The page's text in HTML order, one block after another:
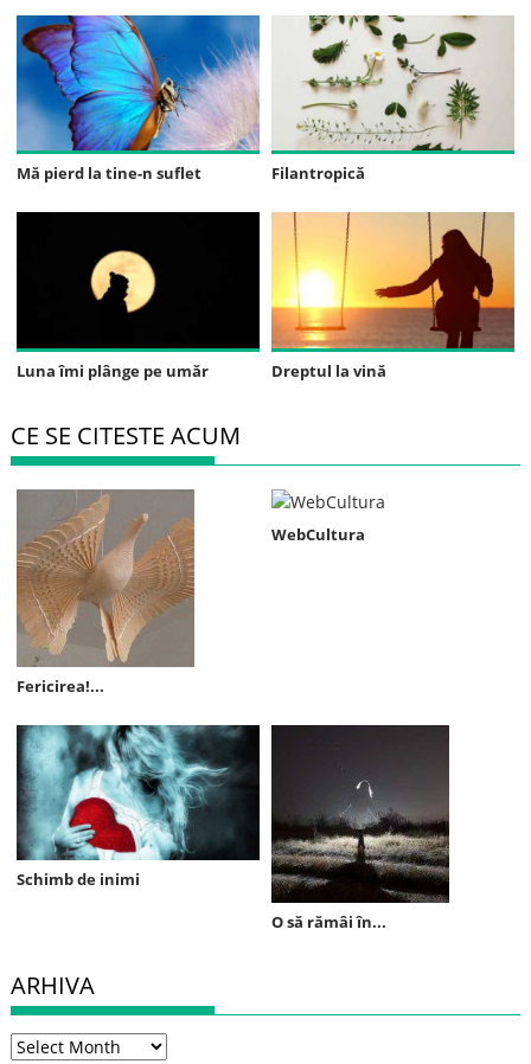
Mă pierd la tine-n suflet Filantropică
Luna îmi plânge pe umăr Dreptul la vină
CE SE CITESTE ACUM
Fericirea!...
WebCultura
Schimb de inimi
O să rămâi în...
ARHIVA
Arhiva